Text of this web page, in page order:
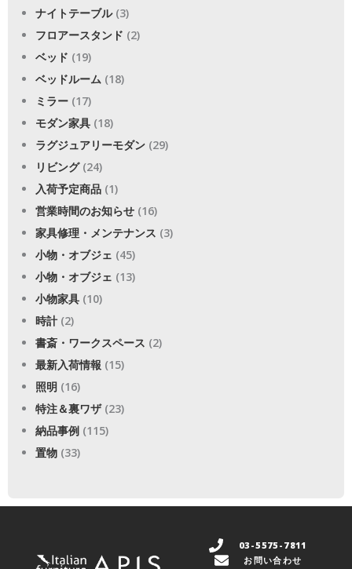
ナイトテーブル(3)
フロアースタンド (2)
ベッド (19)
ベッドルーム (18)
ミラー (17)
モダン家具 (18)
ラグジュアリーモダン (29)
リビング(24)
入荷予定商品 (1)
営業時間のお知らせ (16)
家具修理・メンテナンス (3)
小物・オブジェ (45)
小物・オブジェ (13)
小物家具 (10)
時計 (2)
書斎・ワークスペース (2)
最新入荷情報 (15)
照明 (16)
特注＆裏ワザ(23)
納品事例 (115)
置物 (33)
03-5575-7811
お問い合わせ